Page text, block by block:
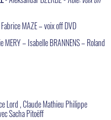
MAZE – voix off DVD
– Isabelle BRANNENS – Roland
Lord , Claude Mathieu Philippe
Sacha Pitoëff